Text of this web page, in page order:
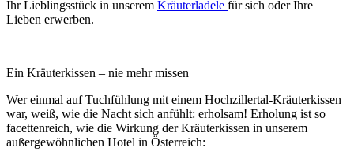
Ihr Lieblingsstück in unserem Kräuterladele für sich oder Ihre
Lieben erwerben.
Ein Kräuterkissen – nie mehr missen
Wer einmal auf Tuchfühlung mit einem Hochzillertal-Kräuterkissen
war, weiß, wie die Nacht sich anfühlt: erholsam! Erholung ist so
facettenreich, wie die Wirkung der Kräuterkissen in unserem
außergewöhnlichen Hotel in Österreich: